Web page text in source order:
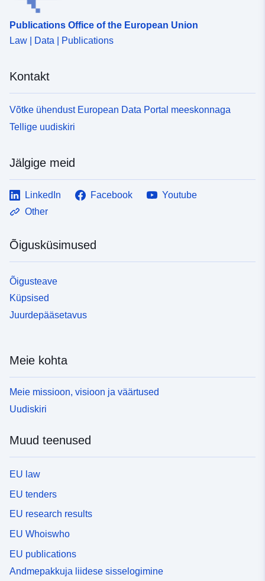
Publications Office of the European Union
Law | Data | Publications
Kontakt
Võtke ühendust European Data Portal meeskonnaga
Tellige uudiskiri
Jälgige meid
LinkedIn Facebook
Youtube
Other
Õigusküsimused
Õigusteave
Küpsised
Juurdepääsetavus
Meie kohta
Meie missioon, visioon ja väärtused
Uudiskiri
Muud teenused
EU law
EU tenders
EU research results
EU Whoiswho
EU publications
Andmepakkuja liidese sisselogimine